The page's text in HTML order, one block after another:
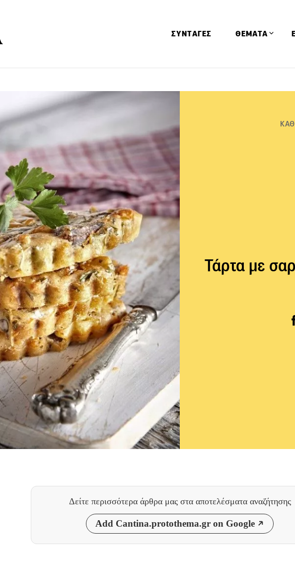
ΣΥΝΤΑΓΕΣ ΘΕΜΑΤΑ
Τάρτα με
Δείτε περισσότερα άρθρα μας στα αποτελέσματα αναζήτησης
Add Cantina.protothema.gr on Google